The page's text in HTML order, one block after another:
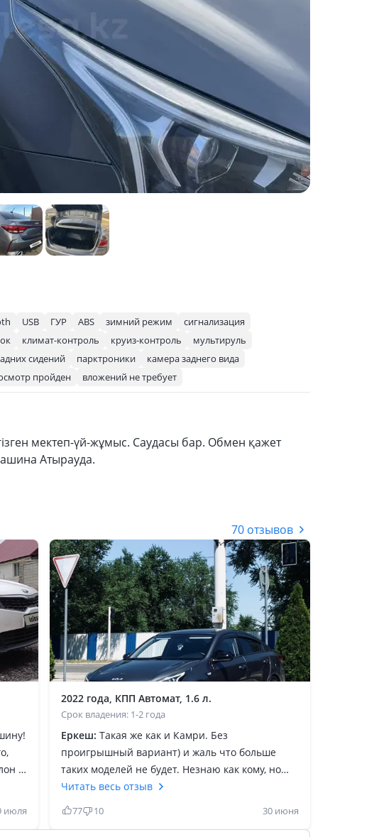
USB ГУР ABS зимний режим
сигнализация
климат-контроль круиз-контроль
мультируль
сидений парктроники
камера заднего вида
пройден вложений не требует
мектеп-үй-жұмыс. Саудасы бар. Обмен қажет
Атырауда.
70 отзывов
и
июля
2022 года, КПП Автомат, 1.6 л.
Срок владения: 1-2 года
Еркеш: Такая же как и Камри. Без
проигрышный вариант) и жаль что больше
таких моделей не будет. Незнаю как кому, но
молодому парню, ездить по делам, и без всяких
приколов самое то. Да зажатая, да мелкая, мало
что помещается, но повторюсь что молодому
Читать весь отзыв
77 10 30 июня